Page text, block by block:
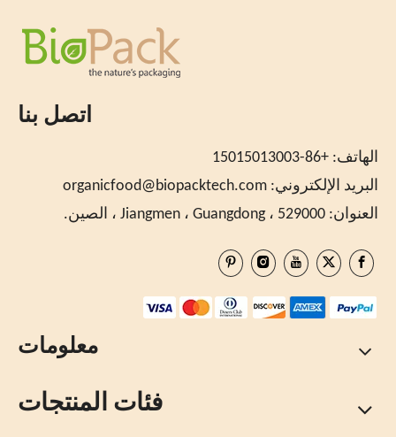
اتصل بنا
الهاتف: +86-15015013003
البريد الإلكتروني: organicfood@biopacktech.com
العنوان: Jiangmen ، Guangdong ، 529000 ، الصين.
معلومات
فئات المنتجات